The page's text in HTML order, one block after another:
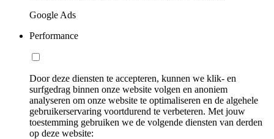
Google Ads
Performance
Door deze diensten te accepteren, kunnen we klik- en
surfgedrag binnen onze website volgen en anoniem
analyseren om onze website te optimaliseren en de algehele
gebruikerservaring voortdurend te verbeteren. Met jouw
toestemming gebruiken we de volgende diensten van derden
op deze website: